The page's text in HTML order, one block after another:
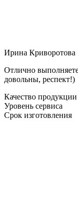
Ирина Криворотова
Отлично
довольны, респект!)
Качество продукции
Уровень сервиса
Срок изготовления